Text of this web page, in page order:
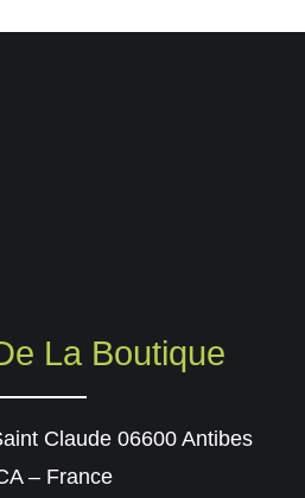
La Boutique
Claude 06600 Antibes
– France